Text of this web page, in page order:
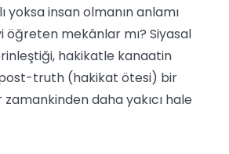
yoksa insan olmanın anlamı
öğreten mekânlar mı? Siyasal
hakikatle kanaatin
post-truth (hakikat ötesi) bir
daha yakıcı hale